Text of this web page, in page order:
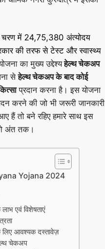
में 24,75,380 अंत्योदय
की तरफ से टेस्ट और स्वास्थ्य
का मुख्य उद्देश्यहेल्थ चेकअप
सेहेल्थ चेकअप के बाद कोई
प्रदान करना है। इस योजना
करने की जो भी जरूरी जानकारी
तो बने रहिए हमारे साथ इस
अंत तक।
Yojana 2024
लाभ एवं विशेषताएं
आवश्यक दस्तावेज़
चेकअप